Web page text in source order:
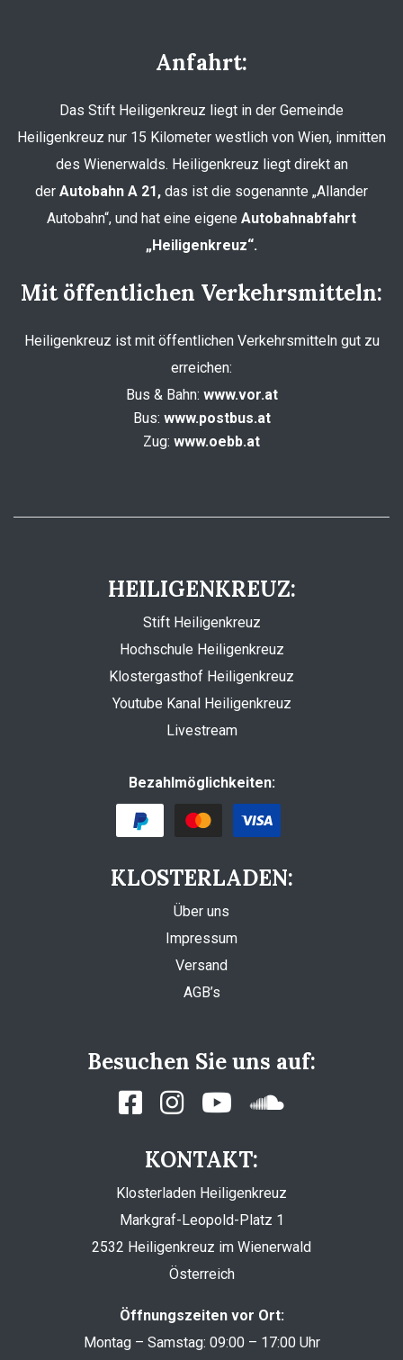
Anfahrt:
Das Stift Heiligenkreuz liegt in der Gemeinde
Heiligenkreuz nur 15 Kilometer westlich von Wien, inmitten
des Wienerwalds. Heiligenkreuz liegt direkt an
der Autobahn A 21, das ist die sogenannte „Allander
Autobahn“, und hat eine eigene Autobahnabfahrt
„Heiligenkreuz“.
Mit öffentlichen Verkehrsmitteln:
Heiligenkreuz ist mit öffentlichen Verkehrsmitteln gut zu
erreichen:
Bus & Bahn: www.vor.at
Bus: www.postbus.at
Zug: www.oebb.at
HEILIGENKREUZ:
Stift Heiligenkreuz
Hochschule Heiligenkreuz
Klostergasthof Heiligenkreuz
Youtube Kanal Heiligenkreuz
Livestream
Bezahlmöglichkeiten:
KLOSTERLADEN:
Über uns
Impressum
Versand
AGB’s
Besuchen Sie uns auf:
KONTAKT:
Klosterladen Heiligenkreuz
Markgraf-Leopold-Platz 1
2532 Heiligenkreuz im Wienerwald
Österreich
Öffnungszeiten vor Ort:
Montag – Samstag: 09:00 – 17:00 Uhr